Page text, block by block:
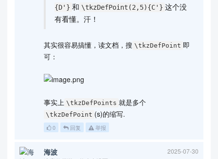
{D'} 和 \tkzDefPoint(2,5){C'} 这个没
有看懂。汗！
其实很容易搞懂，读文档，搜 \tkzDefPoint 即
可：
事实上 \tkzDefPoints 就是多个
\tkzDefPoint (s)的缩写.
0 回复 举报
海波
2025-07-30